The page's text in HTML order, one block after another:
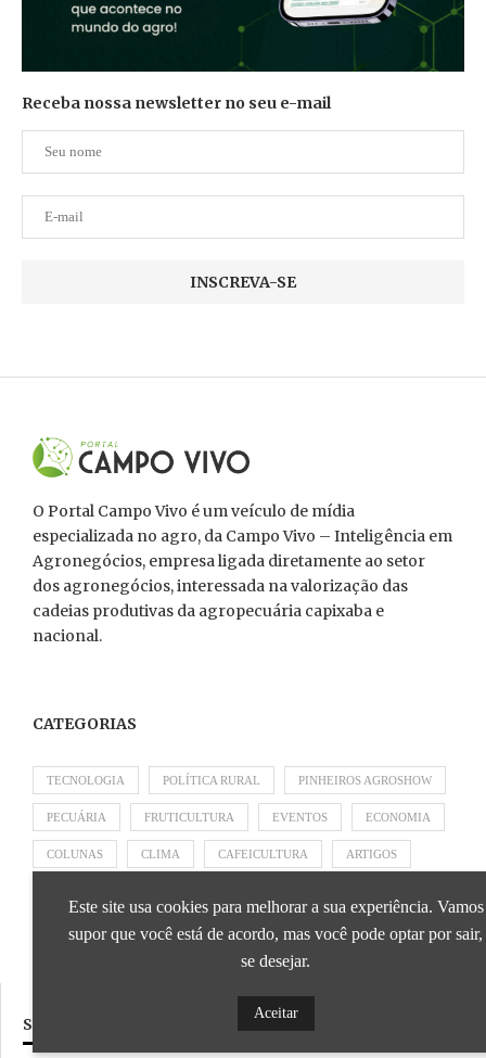
Receba nossa newsletter no seu e-mail
O Portal Campo Vivo é um veículo de mídia
especializada no agro, da Campo Vivo – Inteligência em
Agronegócios, empresa ligada diretamente ao setor
dos agronegócios, interessada na valorização das
cadeias produtivas da agropecuária capixaba e
nacional.
CATEGORIAS
TECNOLOGIA POLÍTICA RURAL PINHEIROS AGROSHOW
PECUÁRIA FRUTICULTURA EVENTOS ECONOMIA
COLUNAS CLIMA CAFEICULTURA ARTIGOS
APRESENTADO POR BRAPEX
SIGA NOSSAS REDES SOCIAIS
Este site usa cookies para melhorar a sua experiência. Vamos
supor que você está de acordo, mas você pode optar por sair,
se desejar.
Aceitar